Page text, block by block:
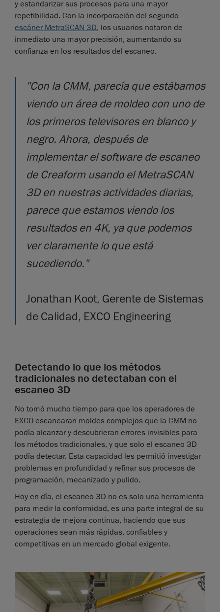
y estandarizar sus procesos para una mayor
repetibilidad. Con la incorporación del segundo
escáner MetraSCAN 3D, los usuarios notaron de
inmediato una mayor precisión, aumentando su
confianza en los resultados del escaneo.
"Con la CMM, parecía que estábamos
viendo un área de moldeo con uno de
los primeros televisores en blanco y
negro. Ahora, después de
implementar el software de escaneo
de Creaform usando el MetraSCAN
3D en nuestras actividades diarias,
parece que estamos viendo los
resultados en 4K, ya que podemos
ver claramente lo que está
sucediendo."
Jonathan Koot, Gerente de Sistemas
de Calidad, EXCO Engineering
Detectando lo que los métodos
tradicionales no detectaban con el
escaneo 3D
No tomó mucho tiempo para que los operadores de
EXCO escanearan moldes complejos que la CMM no
podía alcanzar y descubrieran errores invisibles para
los métodos tradicionales, y que solo el escaneo 3D
podía detectar. Esta capacidad les permitió investigar
problemas en profundidad y refinar sus procesos de
programación, mecanizado y pulido.
Hoy en día, el escaneo 3D no es solo una herramienta
para medir la conformidad, es una parte integral de su
estrategia de mejora continua, haciendo que sus
operaciones sean más rápidas, confiables y
competitivas en un mercado global exigente.